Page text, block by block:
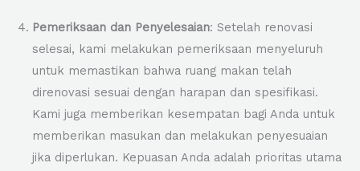
Pemeriksaan dan Penyelesaian: Setelah renovasi
selesai, kami melakukan pemeriksaan menyeluruh
untuk memastikan bahwa ruang makan telah
direnovasi sesuai dengan harapan dan spesifikasi.
Kami juga memberikan kesempatan bagi Anda untuk
memberikan masukan dan melakukan penyesuaian
jika diperlukan. Kepuasan Anda adalah prioritas utama